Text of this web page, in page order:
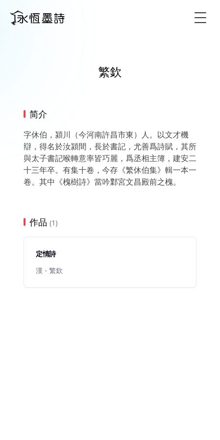
繁欽
简介
字休伯，潁川（今河南許昌市東）人。以文才機
辯，得名於汝潁間，長於書記，尤善爲詩賦，其所
與太子書記喉轉意率皆巧麗，爲丞相主簿，建安二
十三年卒。有集十卷，今存《繁休伯集》輯一本一
卷。其中《槐樹詩》當吟鄴宮文昌殿前之槐。
作品 (1)
定情詩
漢 - 繁欽